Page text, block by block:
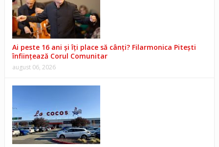
Ai peste 16 ani și îți place să cânți? Filarmonica Pitești
înființează Corul Comunitar
august 06, 2026